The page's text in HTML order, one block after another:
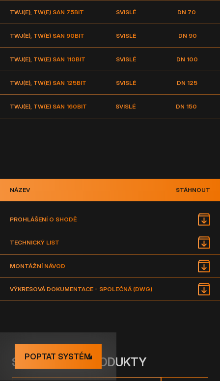
TWJ(E), TW(E) SAN 75BIT SVISLÉ DN 70
TWJ(E), TW(E) SAN 90BIT SVISLÉ DN 90
TWJ(E), TW(E) SAN 110BIT SVISLÉ DN 100
TWJ(E), TW(E) SAN 125BIT SVISLÉ DN 125
TWJ(E), TW(E) SAN 160BIT SVISLÉ DN 150
NÁZEV STÁHNOUT
PROHLÁŠENÍ O SHODĚ
TECHNICKÝ LIST
MONTÁŽNÍ NÁVOD
VÝKRESOVÁ DOKUMENTACE - SPOLEČNÁ (DWG)
POPTAT SYSTÉM
SOUVISEJÍCÍ PRODUKTY